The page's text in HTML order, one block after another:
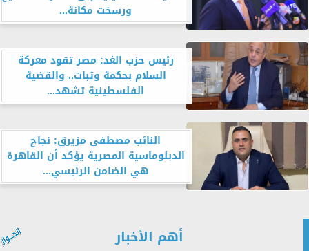
ورسخت مكانة...
رئيس حزب الغد: مصر تقود معركة
السلام بحكمة وثبات.. والقضية
الفلسطينية تشهد...
النائب مصطفى مزيرق: نجاح
الدبلوماسية المصرية يؤكد أن القاهرة
هي الضامن الرئيسي...
أهم الأخبار